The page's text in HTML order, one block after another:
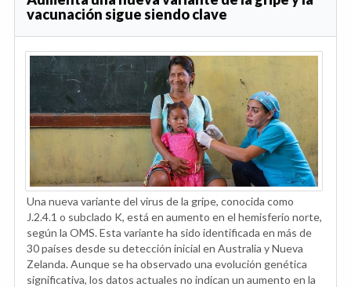
vacunación sigue siendo clave
Una nueva variante del virus de la gripe, conocida como
J.2.4.1 o subclado K, está en aumento en el hemisferio norte,
según la OMS. Esta variante ha sido identificada en más de
30 países desde su detección inicial en Australia y Nueva
Zelanda. Aunque se ha observado una evolución genética
significativa, los datos actuales no indican un aumento en la